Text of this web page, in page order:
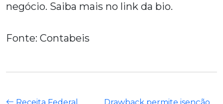
negócio. Saiba mais no link da bio.
Fonte: Contabeis